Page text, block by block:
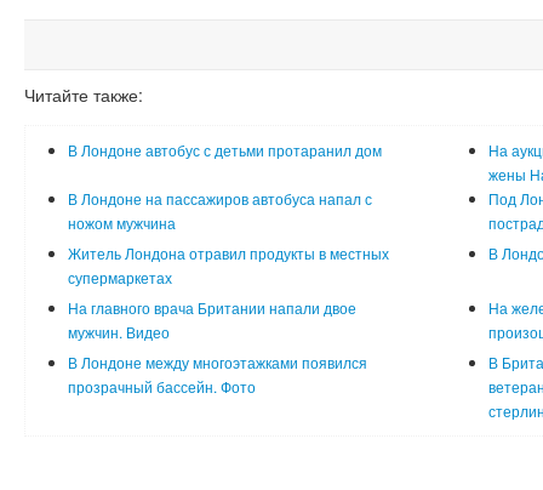
Читайте также:
В Лондоне автобус с детьми протаранил дом
На
жены
В Лондоне на пассажиров автобуса напал с
ножом мужчина
Под
Житель Лондона отравил продукты в местных
супермаркетах
В
На главного врача Британии напали двое
мужчин. Видео
На
В Лондоне между многоэтажками появился
прозрачный бассейн. Фото
В